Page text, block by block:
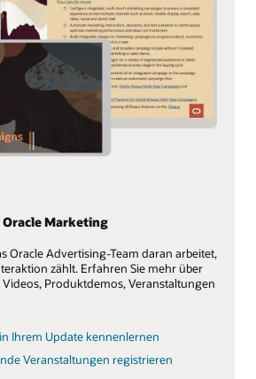
Oracle Marketing
Oracle Advertising-Team daran arbeitet,
zählt. Erfahren Sie mehr über
Produktdemos, Veranstaltungen
Ihrem Update kennenlernen
Veranstaltungen registrieren